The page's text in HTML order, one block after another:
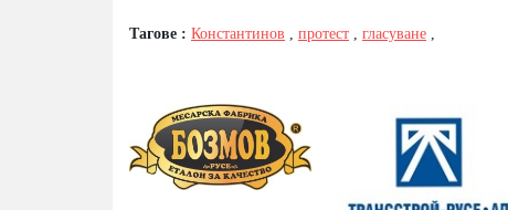
Тагове : Константинов , протест , гласуване ,